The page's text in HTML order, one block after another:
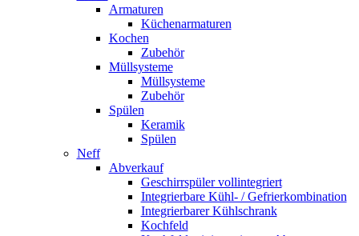
Armaturen
Küchenarmaturen
Kochen
Zubehör
Müllsysteme
Müllsysteme
Zubehör
Spülen
Keramik
Spülen
Neff
Abverkauf
Geschirrspüler vollintegriert
Integrierbare Kühl- / Gefrierkombination
Integrierbarer Kühlschrank
Kochfeld